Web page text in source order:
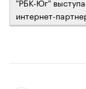
интернет-